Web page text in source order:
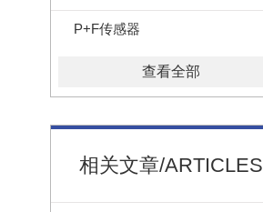
P+F传感器
查看全部
相关文章/ARTICLES